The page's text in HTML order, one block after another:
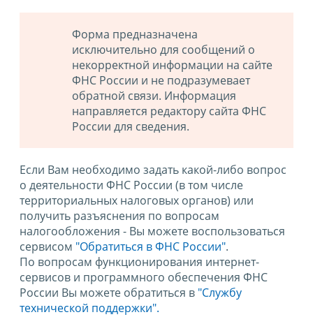
Форма предназначена
исключительно для сообщений о
некорректной информации на сайте
ФНС России и не подразумевает
обратной связи. Информация
направляется редактору сайта ФНС
России для сведения.
Если Вам необходимо задать какой-либо вопрос
о деятельности ФНС России (в том числе
территориальных налоговых органов) или
получить разъяснения по вопросам
налогообложения - Вы можете воспользоваться
сервисом "Обратиться в ФНС России".
По вопросам функционирования интернет-
сервисов и программного обеспечения ФНС
России Вы можете обратиться в "Службу
технической поддержки".